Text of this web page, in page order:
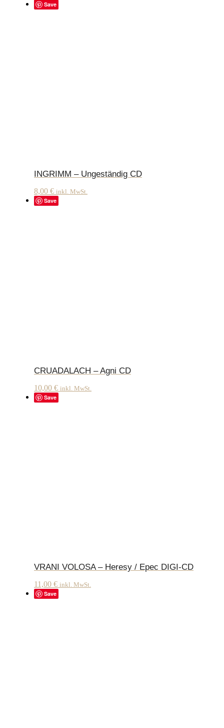
Save
INGRIMM – Ungeständig CD
8,00 € inkl. MwSt.
Save
CRUADALACH – Agni CD
10,00 € inkl. MwSt.
Save
VRANI VOLOSA – Heresy / Epec DIGI-CD
11,00 € inkl. MwSt.
Save